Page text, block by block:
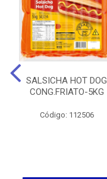
SALSICHA HOT DOG
CONG.FRIATO-5KG
Código: 112506